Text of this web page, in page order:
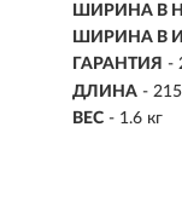
ШИРИНА В
ШИРИНА В
ГАРАНТИЯ -
ДЛИНА -
ВЕС - 1.6 кг